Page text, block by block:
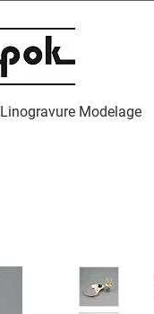
Linogravure Modelage